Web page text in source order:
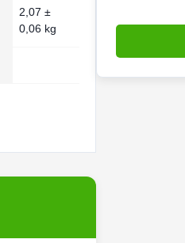
2,07 ±
0,06 kg